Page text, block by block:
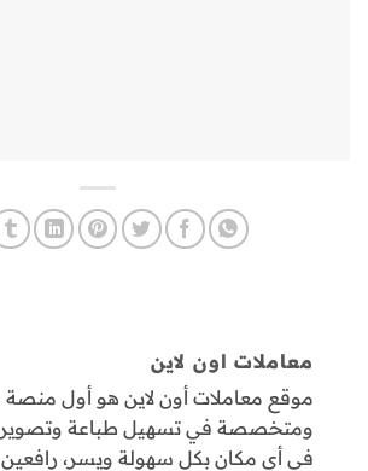
معاملات اون لاين
موقع معاملات أون لاين هو أول منصة
ومتخصصة في تسهيل طباعة وتصوير
في أي مكان بكل سهولة ويسر،